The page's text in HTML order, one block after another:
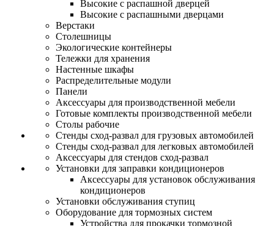
Высокие с распашной дверцей
Высокие с распашными дверцами
Верстаки
Столешницы
Экологические контейнеры
Тележки для хранения
Настенные шкафы
Распределительные модули
Панели
Аксессуары для производственной мебели
Готовые комплекты производственной мебели
Столы рабочие
Стенды сход-развал для грузовых автомобилей
Стенды сход-развал для легковых автомобилей
Аксессуары для стендов сход-развал
Установки для заправки кондиционеров
Аксессуары для установок обслуживания
кондиционеров
Установки обслуживания ступиц
Оборудование для тормозных систем
Устройства для прокачки тормозной